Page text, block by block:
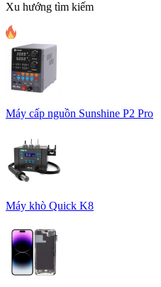
Xu hướng tìm kiếm
Máy cấp nguồn Sunshine P2 Pro
Máy khò Quick K8